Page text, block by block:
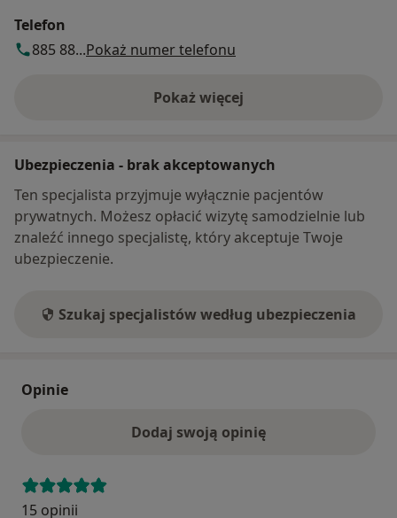
Telefon
885 88...Pokaż numer telefonu
Pokaż więcej
o adresie
Ubezpieczenia - brak akceptowanych
Ten specjalista przyjmuje wyłącznie pacjentów
prywatnych. Możesz opłacić wizytę samodzielnie lub
znaleźć innego specjalistę, który akceptuje Twoje
ubezpieczenie.
Szukaj specjalistów według ubezpieczenia
Opinie
Dodaj swoją opinię
15 opinii